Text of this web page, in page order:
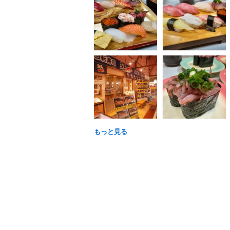
もっと見る